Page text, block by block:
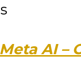
AI –